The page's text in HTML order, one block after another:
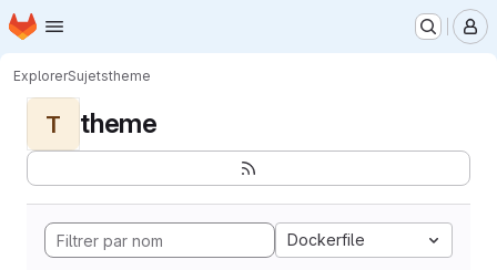
Passer au contenu principal
Page d'accueil
ExplorerSujetstheme
T theme
Dockerfile